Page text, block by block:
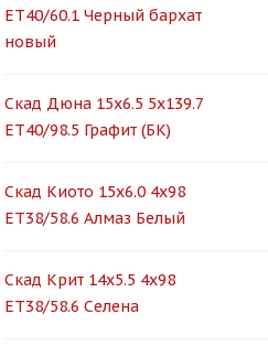
ET40/60.1 Черный бархат
новый
Скад Дюна 15x6.5 5x139.7
ET40/98.5 Графит (БК)
Скад Киото 15x6.0 4x98
ET38/58.6 Алмаз Белый
Скад Крит 14x5.5 4x98
ET38/58.6 Селена